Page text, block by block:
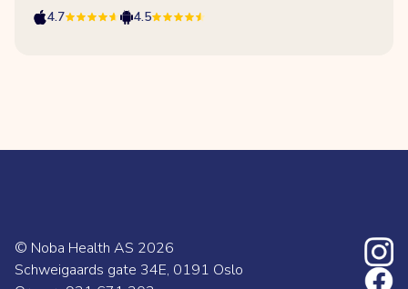
4.7
4.5
© Noba Health AS 2026
Schweigaards gate 34E, 0191 Oslo